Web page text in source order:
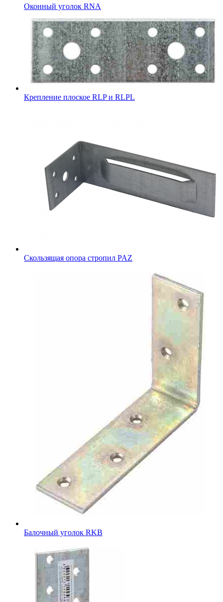
Оконный уголок RNA
Крепление плоское RLP и RLPL
Скользящая опора стропил PAZ
Балочный уголок RKB